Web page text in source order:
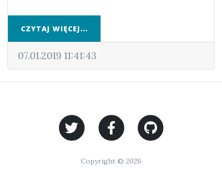
CZYTAJ WIĘCEJ...
07.01.2019 11:41:43
Copyright © 2026